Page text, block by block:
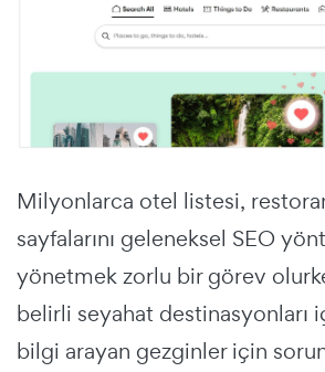
Milyonlarca otel listesi,
sayfalarını geleneksel SEO
yönetmek zorlu bir görev
belirli seyahat destinasyonları
bilgi arayan gezginler için